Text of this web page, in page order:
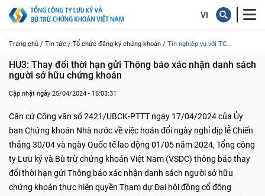
Trang chủ / Tin tức / Tổ chức đăng ký chứng khoán / Tin nghiệp vụ với TC...
HU3: Thay đổi thời hạn gửi Thông báo xác nhận danh sách
người sở hữu chứng khoán
Cập nhật ngày 25/04/2024 - 16:03:31
Căn cứ Công văn số 2421/UBCK-PTTT ngày 17/04/2024của Ủy
ban Chứng khoán Nhà nước về việc hoán đổi ngày nghỉ dịp lễ Chiến
thắng 30/04 và ngày Quốc tế lao động 01/05 năm 2024, Tổng công
ty Lưu ký và Bù trừ chứng khoán Việt Nam (VSDC) thông báo thay
đổi thời hạn gửi Thông báo xác nhận danh sách người sở hữu
chứng khoán thực hiện quyền Tham dự Đại hội đồng cổ đông